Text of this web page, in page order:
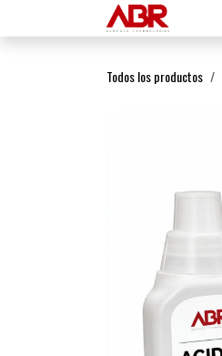
Todos los productos